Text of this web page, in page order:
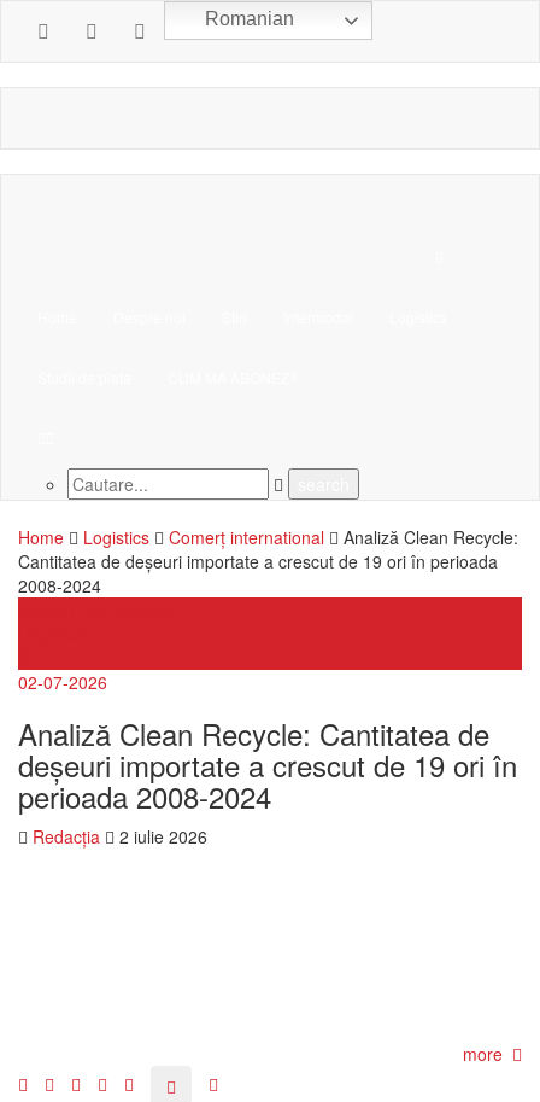
Romanian
Home Logistics Comerț international
Analiză Clean Recycle:
Cantitatea de deșeuri importate a crescut de 19 ori în perioada
2008-2024
02-07-2026
Analiză Clean Recycle: Cantitatea de
deșeuri importate a crescut de 19 ori în
perioada 2008-2024
Redacția 2 iulie 2026
more